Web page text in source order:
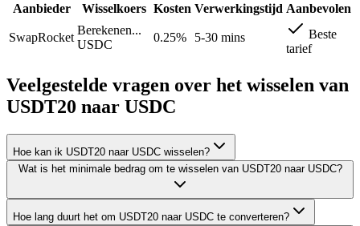
Aanbieder Wisselkoers Kosten Verwerkingstijd Aanbevolen
SwapRocket
Berekenen...
USDC
0.25% 5-30 mins
Beste
tarief
Veelgestelde vragen over het wisselen van
USDT20 naar USDC
Hoe kan ik USDT20 naar USDC wisselen?
Wat is het minimale bedrag om te wisselen van USDT20 naar USDC?
Hoe lang duurt het om USDT20 naar USDC te converteren?